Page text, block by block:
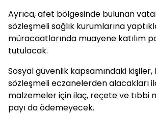
Ayrıca, afet bölgesinde bulunan
sözleşmeli sağlık kurumlarına
müracaatlarında muayene katılım
tutulacak.
Sosyal güvenlik kapsamındaki kişiler,
sözleşmeli eczanelerden alacakları
malzemeler için ilaç, reçete ve tıbbi
payı da ödemeyecek.